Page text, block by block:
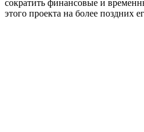
сократить финансовые и
этого проекта на более поздних